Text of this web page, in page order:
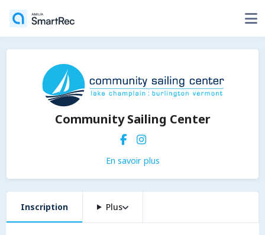
Community Sailing Center
En savoir plus
Inscription Plus